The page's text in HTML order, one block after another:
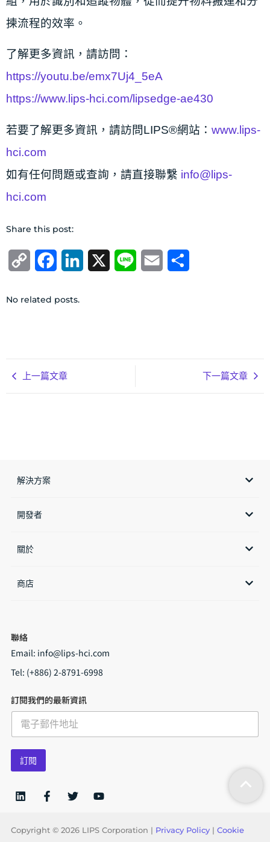
揀流程的效率。
了解更多資訊，請訪問：
https://youtu.be/emx7Uj4_5eA
https://www.lips-hci.com/lipsedge-ae430
若要了解更多資訊，請訪問LIPS®網站： www.lips-
hci.com
如有任何問題或查詢，請直接聯繫 info@lips-
hci.com
Share this post:
Copy
FacebookLinkedIn Line Email
No related posts.
上一篇文章 下一篇文章
解決方案
開發者
關於
商店​
聯絡
Email: info@lips-hci.com
Tel: (+886) 2-8791-6998
訂閱我們的最新資訊
E
a
i
*
訂閱
Copyright © 2026 LIPS Corporation | Privacy Policy| Cookie